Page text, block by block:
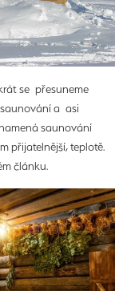
se přesuneme
a asi
saunování
přijatelnější, teplotě.
článku.